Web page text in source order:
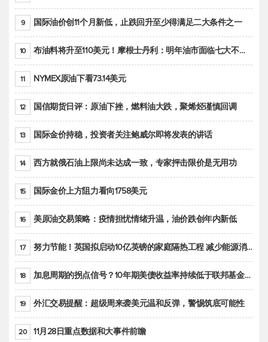
9 国际油价创11个月新低，止跌回升至少得满足二大条件之一
10 布油料将升至110美元！摩根士丹利：明年油市面临七大不确定性
11 NYMEX原油下看73.14美元
12 国信期货日评：原油下挫，燃料油大跌，聚烯烃谨慎回调
13 国际金价持稳，投资者关注鲍威尔即将发表的讲话
14 西方就俄石油上限尚未达成一致，专家抨击限价是无用功
15 国际金价上方阻力看向1758美元
16 美原油交易策略：疫情担忧情绪升温，油价跌创年内新低
17 努力节能！英国拟启动10亿英镑的家庭隔热工程 减少能源消耗
18 加息周期的拐点信号？10年期美债收益率持续低于联邦基金利率目标区间
19 外汇交易提醒：超级周来袭美元温和反弹，警惕筑底可能性
20 11月28日重点数据和大事件前瞻